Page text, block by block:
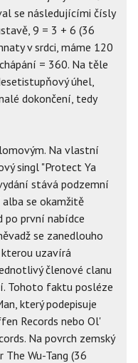
se následujícími čísly
9 = 3 + 6 (36
v srdci, máme 120
= 360. Na těle
úhel,
dokončení, tedy
Na vlastní
singl "Protect Ya
stává podzemní
alba se okamžitě
po první nabídce
se zanedlouho
uzavírá
členové clanu
Tohoto faktu posléze
který podepisuje
Records nebo Ol'
Na povrch zemský
Wu-Tang (36